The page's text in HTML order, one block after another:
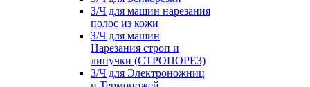
З/Ч для машин нарезания
полос из кожи
З/Ч для машин
Нарезания строп и
липучки (СТРОПОРЕЗ)
З/Ч для Электроножниц